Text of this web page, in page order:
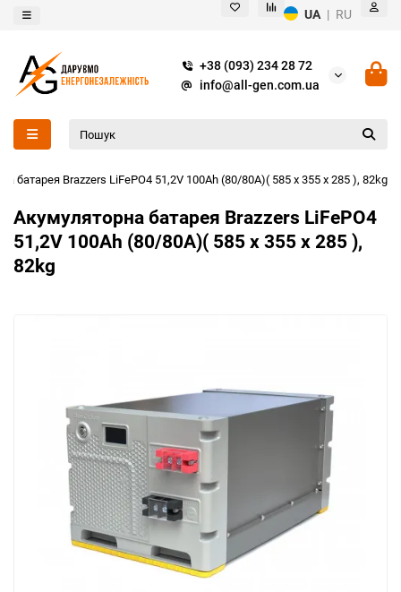
UA | RU
+38 (093) 234 28 72
info@all-gen.com.ua
батарея Brazzers LiFePO4 51,2V 100Ah (80/80A)( 585 x 355 x 285 ), 82kg
Акумуляторна батарея Brazzers LiFePO4
51,2V 100Ah (80/80A)( 585 x 355 x 285 ),
82kg